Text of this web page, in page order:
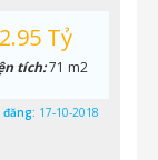
2.95 Tỷ
tích:71 m2
đăng: 17-10-2018